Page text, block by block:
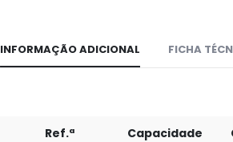
INFORMAÇÃO ADICIONAL FICHA
Ref.ª Capacidade